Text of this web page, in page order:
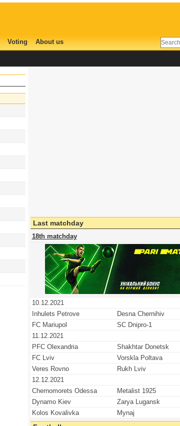
Voting About us
Last matchday
18th matchday
10.12.2021
Inhulets Petrove
Desna Chernihiv
FC Mariupol
SC Dnipro-1
11.12.2021
PFC Olexandria
Shakhtar Donetsk
FC Lviv
Vorskla Poltava
Veres Rovno
Rukh Lviv
12.12.2021
Chernomorets Odessa
Metalist 1925
Dynamo Kiev
Zarya Lugansk
Kolos Kovalivka
Mynaj